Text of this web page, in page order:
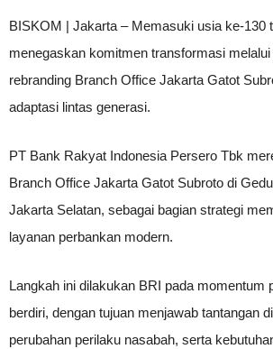
BISKOM | Jakarta – Memasuki usia ke-130
menegaskan komitmen transformasi
rebranding Branch Office Jakarta Gatot
adaptasi lintas generasi.
PT Bank Rakyat Indonesia Persero Tbk
Branch Office Jakarta Gatot Subroto di
Jakarta Selatan, sebagai bagian strategi
layanan perbankan modern.
Langkah ini dilakukan BRI pada momentum
berdiri, dengan tujuan menjawab tantangan
perubahan perilaku nasabah, serta